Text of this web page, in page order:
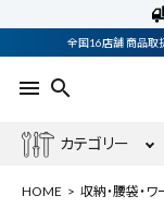
全国16店舗 商品
menu search
カテゴリー
HOME 収納・腰袋・